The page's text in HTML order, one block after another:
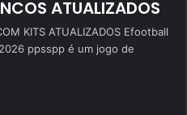
ATUALIZADOS
KITS ATUALIZADOS Efootball
ppsspp é um jogo de